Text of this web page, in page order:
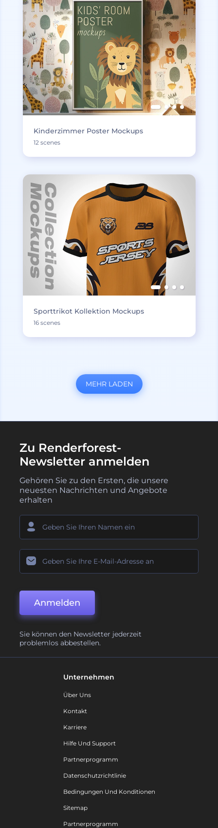
Kinderzimmer Poster Mockups
12 scenes
Sporttrikot Kollektion Mockups
16 scenes
MEHR LADEN
Zu Renderforest-
Newsletter anmelden
Gehören Sie zu den Ersten, die unsere
neuesten Nachrichten und Angebote
erhalten
Anmelden
Sie können den Newsletter jederzeit
problemlos abbestellen.
Unternehmen
Über Uns
Kontakt
Karriere
Hilfe Und Support
Partnerprogramm
Datenschutzrichtlinie
Bedingungen Und Konditionen
Sitemap
Partnerprogramm